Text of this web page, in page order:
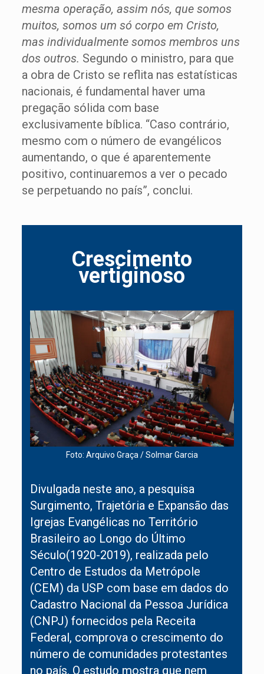
mesma operação, assim nós, que somos
muitos, somos um só corpo em Cristo,
mas individualmente somos membros uns
dos outros. Segundo o ministro, para que
a obra de Cristo se reflita nas estatísticas
nacionais, é fundamental haver uma
pregação sólida com base
exclusivamente bíblica. “Caso contrário,
mesmo com o número de evangélicos
aumentando, o que é aparentemente
positivo, continuaremos a ver o pecado
se perpetuando no país”, conclui.
Crescimento
vertiginoso
Foto: Arquivo Graça / Solmar Garcia
Divulgada neste ano, a pesquisa
Surgimento, Trajetória e Expansão das
Igrejas Evangélicas no Território
Brasileiro ao Longo do Último
Século(1920-2019), realizada pelo
Centro de Estudos da Metrópole
(CEM) da USP com base em dados do
Cadastro Nacional da Pessoa Jurídica
(CNPJ) fornecidos pela Receita
Federal, comprova o crescimento do
número de comunidades protestantes
no país. O estudo mostra que nem